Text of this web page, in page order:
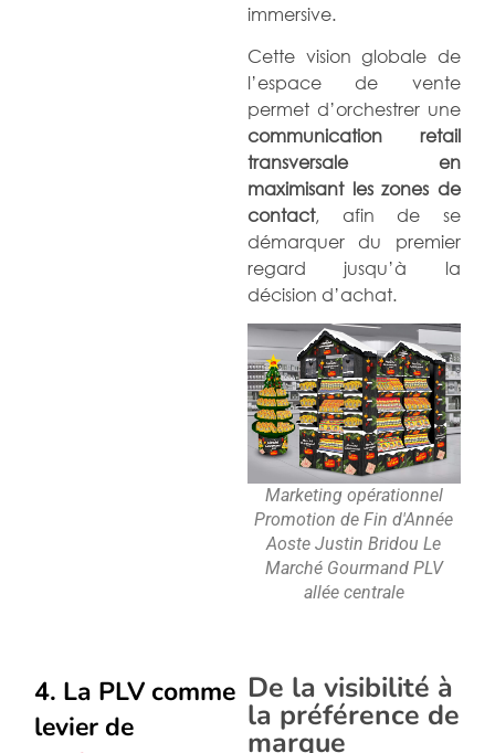
immersive.
Cette vision globale de
l’espace de vente
permet d’orchestrer une
communication retail
transversale en
maximisant les zones de
contact, afin de se
démarquer du premier
regard jusqu’à la
décision d’achat.
Marketing opérationnel
Promotion de Fin d'Année
Aoste Justin Bridou Le
Marché Gourmand PLV
allée centrale
4. La PLV comme
levier de
De la visibilité à
la préférence de
marque